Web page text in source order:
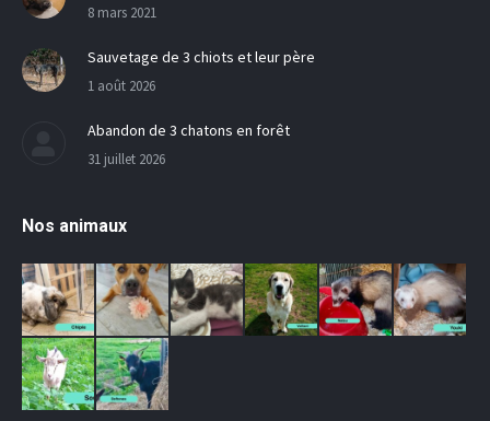
8 mars 2021
Sauvetage de 3 chiots et leur père
1 août 2026
Abandon de 3 chatons en forêt
31 juillet 2026
Nos animaux